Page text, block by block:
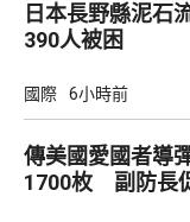
日本長野縣泥石
390人被困
國際 6小時前
傳美國愛國者導
1700枚 副防長